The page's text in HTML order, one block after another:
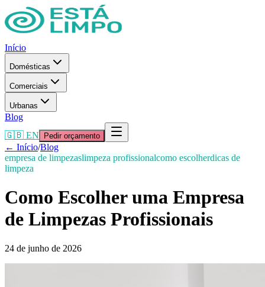
Início
Domésticas
Comerciais
Urbanas
Blog
🇬🇧 EN
Pedir orçamento
← Início/Blog
empresa de limpezaslimpeza profissionalcomo escolherdicas de
limpeza
Como Escolher uma Empresa
de Limpezas Profissionais
24 de junho de 2026